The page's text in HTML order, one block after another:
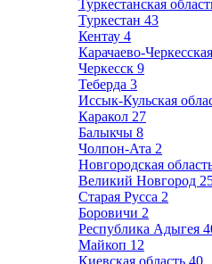
Туркестанская
Туркестан 43
Кентау 4
Карачаево-
Черкесск 9
Теберда 3
Иссык-Кульская
Каракол 27
Балыкчы 8
Чолпон-Ата 2
Новгородская
Великий Новгород
Старая Русса 2
Боровичи 2
Республика Адыгея
Майкоп 12
Киевская область 40